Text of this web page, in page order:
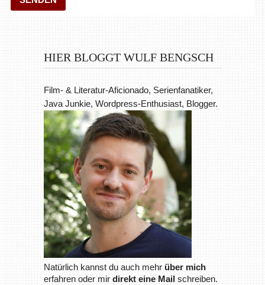
HIER BLOGGT WULF BENGSCH
Film- & Literatur-Aficionado, Serienfanatiker,
Java Junkie, Wordpress-Enthusiast, Blogger.
Natürlich kannst du auch mehr über mich
erfahren oder mir direkt eine Mailschreiben.